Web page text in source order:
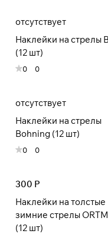
отсутствует
Наклейки на стрелы
(12 шт)
0 0
отсутствует
Наклейки на стрелы
Bohning (12 шт)
0 0
300 Р
Наклейки на толстые
зимние стрелы
(12 шт)
При
* При
скидки